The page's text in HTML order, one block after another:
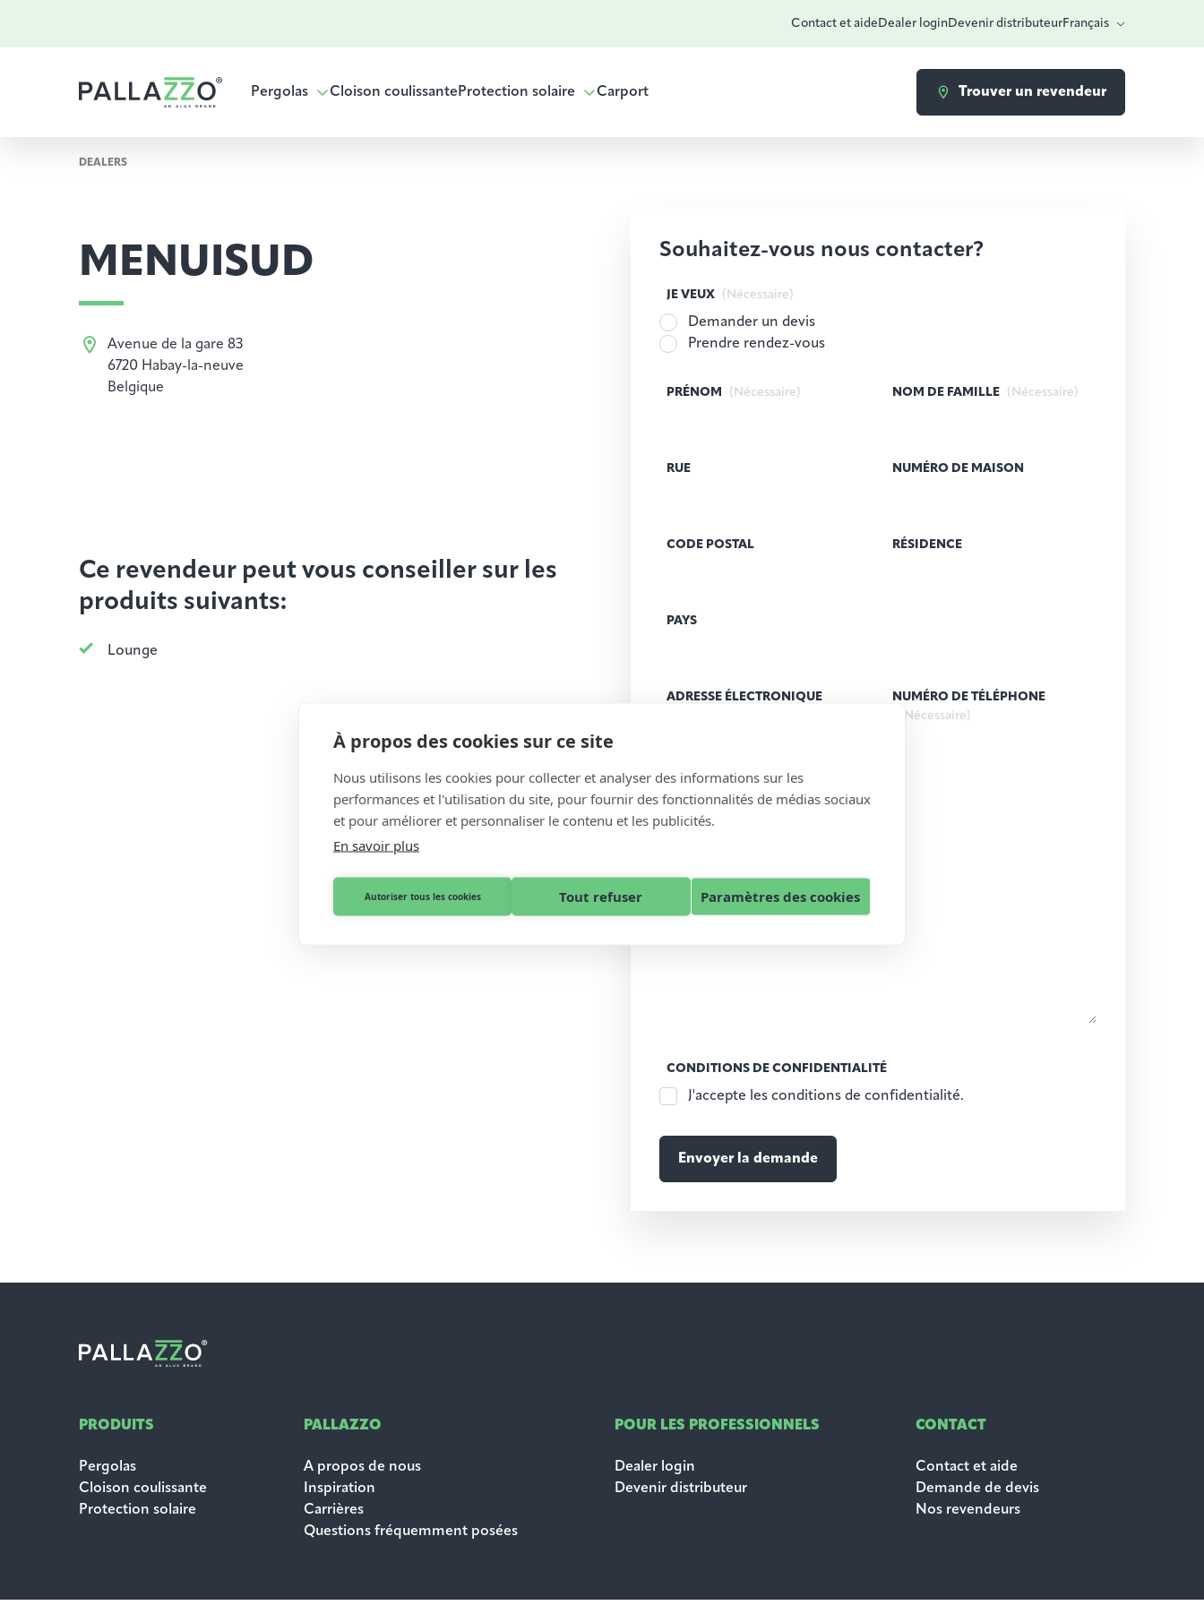
À propos des cookies sur ce site
Nous utilisons les cookies pour collecter et analyser des informations sur les
performances et l'utilisation du site, pour fournir des fonctionnalités de médias sociaux
et pour améliorer et personnaliser le contenu et les publicités.
En savoir plus
Autoriser tous les cookies Tout refuser Paramètres des cookies
Contact et aideDealer loginDevenir distributeurFrançais
Pergolas Cloison coulissanteProtection solaire Carport Trouver un revendeur
DEALERS
MENUISUD
Avenue de la gare 83
6720 Habay-la-neuve
Belgique
Ce revendeur peut vous conseiller sur les
produits suivants:
Lounge
Souhaitez-vous nous contacter?
JE VEUX (Nécessaire)
Demander un devis
Prendre rendez-vous
PRÉNOM (Nécessaire) NOM DE FAMILLE (Nécessaire)
RUE NUMÉRO DE MAISON
CODE POSTAL RÉSIDENCE
PAYS
ADRESSE ÉLECTRONIQUE
NUMÉRO DE TÉLÉPHONE
(Nécessaire)
MESSAGE (Nécessaire)
CONDITIONS DE CONFIDENTIALITÉ
J'accepte les conditions de confidentialité.
PRODUITS
Pergolas
Cloison coulissante
Protection solaire
PALLAZZO
A propos de nous
Inspiration
Carrières
Questions fréquemment posées
POUR LES PROFESSIONNELS
Dealer login
Devenir distributeur
CONTACT
Contact et aide
Demande de devis
Nos revendeurs